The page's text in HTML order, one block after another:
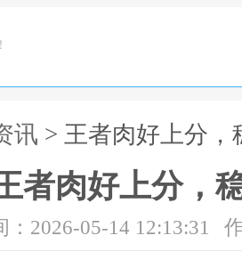
讯 > 王者肉好上分，
者肉好上分，
：2026-05-14 12:13:31